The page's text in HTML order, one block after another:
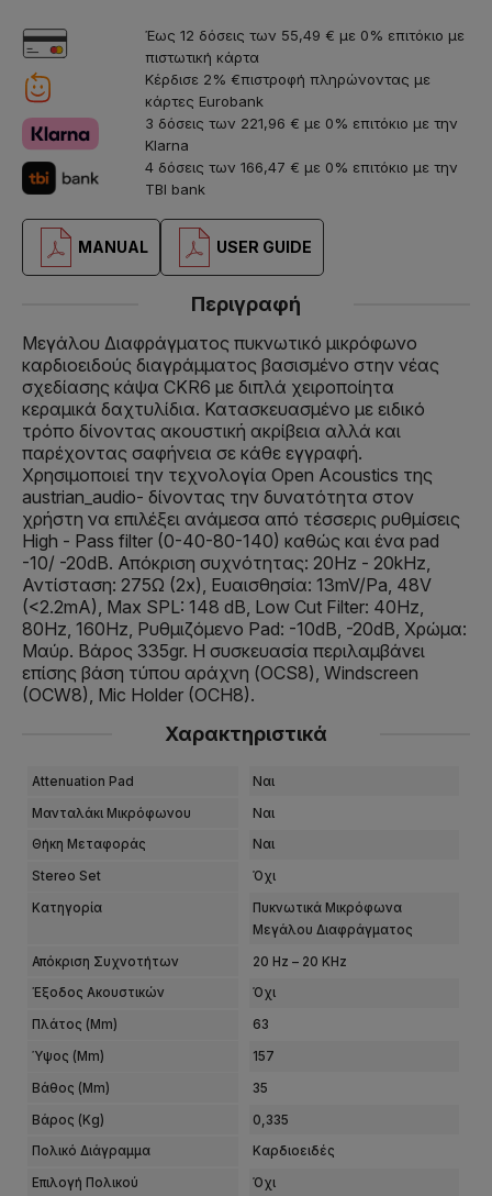
Έως 12 δόσεις των 55,49 € με 0% επιτόκιο με
πιστωτική κάρτα
Κέρδισε 2% €πιστροφή πληρώνοντας με
κάρτες Eurobank
3 δόσεις των 221,96 € με 0% επιτόκιο με την
Klarna
4 δόσεις των 166,47 € με 0% επιτόκιο με την
TBI bank
MANUAL USER GUIDE
Περιγραφή
Μεγάλου Διαφράγματος πυκνωτικό μικρόφωνο
καρδιοειδούς διαγράμματος βασισμένο στην νέας
σχεδίασης κάψα CKR6 με διπλά χειροποίητα
κεραμικά δαχτυλίδια. Κατασκευασμένο με ειδικό
τρόπο δίνοντας ακουστική ακρίβεια αλλά και
παρέχοντας σαφήνεια σε κάθε εγγραφή.
Χρησιμοποιεί την τεχνολογία Open Acoustics της
austrian_audio- δίνοντας την δυνατότητα στον
χρήστη να επιλέξει ανάμεσα από τέσσερις ρυθμίσεις
High - Pass filter (0-40-80-140) καθώς και ένα pad
-10/ -20dB. Απόκριση συχνότητας: 20Hz - 20kHz,
Αντίσταση: 275Ω (2x), Ευαισθησία: 13mV/Pa, 48V
(<2.2mA), Max SPL: 148 dB, Low Cut Filter: 40Hz,
80Hz, 160Hz, Ρυθμιζόμενο Pad: -10dB, -20dB, Χρώμα:
Μαύρ. Βάρος 335gr. Η συσκευασία περιλαμβάνει
επίσης βάση τύπου αράχνη (OCS8), Windscreen
(OCW8), Mic Holder (OCH8).
Χαρακτηριστικά
Attenuation Pad Ναι
Μανταλάκι Μικρόφωνου Ναι
Θήκη Μεταφοράς Ναι
Stereo Set Όχι
Κατηγορία
Πυκνωτικά Μικρόφωνα
Μεγάλου Διαφράγματος
Απόκριση Συχνοτήτων 20 Hz – 20 KHz
Έξοδος Ακουστικών Όχι
Πλάτος (mm) 63
Ύψος (mm) 157
Βάθος (mm) 35
Βάρος (kg) 0,335
Πολικό Διάγραμμα Καρδιοειδές
Επιλογή Πολικού
Όχι